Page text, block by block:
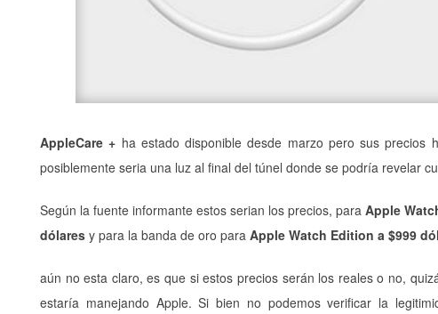
AppleCare + ha estado disponible desde marzo pero sus
posiblemente seria una luz al final del túnel donde se podría revelar
Según la fuente informante estos serian los precios, para Apple
dólares y para la banda de oro para Apple Watch Edition a $999
aún no esta claro, es que si estos precios serán los reales o no,
estaría manejando Apple. Si bien no podemos verificar la